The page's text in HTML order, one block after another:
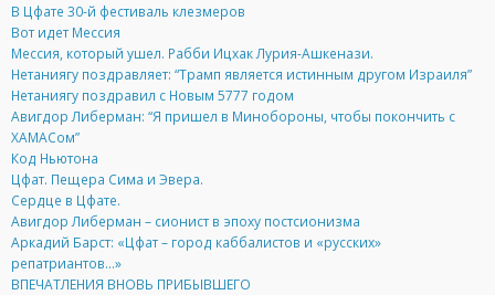
В Цфате 30-й фестиваль клезмеров
Вот идет Мессия
Мессия, который ушел. Рабби Ицхак Лурия-Ашкенази.
Нетаниягу поздравляет: “Трамп является истинным другом Израиля”
Нетаниягу поздравил с Новым 5777 годом
Авигдор Либерман: “Я пришел в Минобороны, чтобы покончить с
ХАМАСом”
Код Ньютона
Цфат. Пещера Сима и Эвера.
Cердце в Цфате.
Авигдор Либерман – сионист в эпоху постсионизма
Аркадий Барст: «Цфат – город каббалистов и «русских»
репатриантов…»
ВПЕЧАТЛЕНИЯ ВНОВЬ ПРИБЫВШЕГО